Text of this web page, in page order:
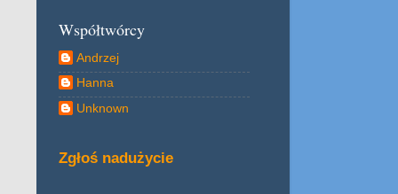
Współtwórcy
Andrzej
Hanna
Unknown
Zgłoś nadużycie